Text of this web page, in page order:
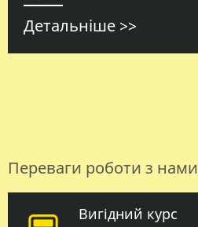
Детальніше >>
Переваги роботи з нами
Вигідний курс